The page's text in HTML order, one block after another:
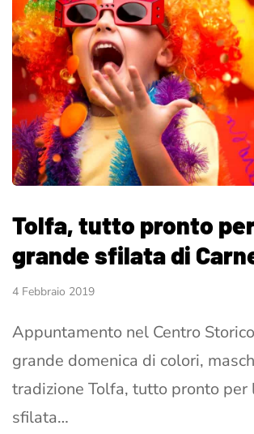
Tolfa, tutto pronto
grande sfilata di
4 Febbraio 2019
Appuntamento nel Centro
grande domenica di colori,
tradizione Tolfa, tutto pronto per
sfilata…